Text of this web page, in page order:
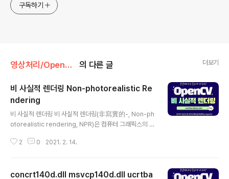
구독하기
영상처리/OpenCV 의 다른 글 더보기
비 사실적 렌더링 Non-photorealistic Re
ndering
비 사실적 렌더링 비 사실적 렌더링(非寫實的-, Non-ph
otorealistic rendering, NPR)은 컴퓨터 그래픽스의 한
룬다. 사실주의에 초점을 맞추었던 기존의 방식과는 달리,
하는 비디오 게임이나 영화에서 사용하는 툰 셰이딩이 있
2 0 2021. 2. 14.
concrt140d.dll msvcp140d.dll ucrtba